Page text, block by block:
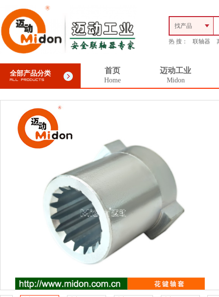
找产品
热 搜： 联轴器
全部产品分类 首页
Home
迈动工业
Midon